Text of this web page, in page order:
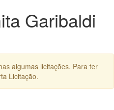
Garibaldi
algumas licitações. Para ter
Licitação.